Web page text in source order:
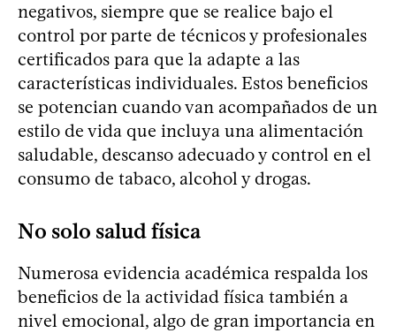
negativos, siempre que se realice bajo el
control por parte de técnicos y profesionales
certificados para que la adapte a las
características individuales. Estos beneficios
se potencian cuando van acompañados de un
estilo de vida que incluya una alimentación
saludable, descanso adecuado y control en el
consumo de tabaco, alcohol y drogas.
No solo salud física
Numerosa evidencia académica respalda los
beneficios de la actividad física también a
nivel emocional, algo de gran importancia en